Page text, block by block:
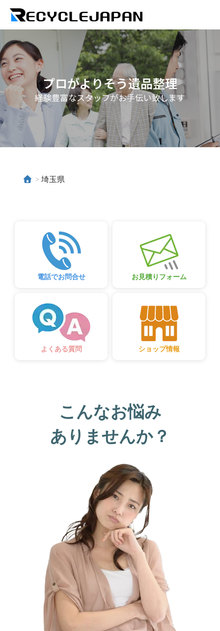
プロがよりそう遺品整理
経験豊富なスタッフがお手伝い致します
> 埼玉県
電話でお問合せ お見積りフォーム
よくある質問 ショップ情報
こんなお悩み
ありませんか？